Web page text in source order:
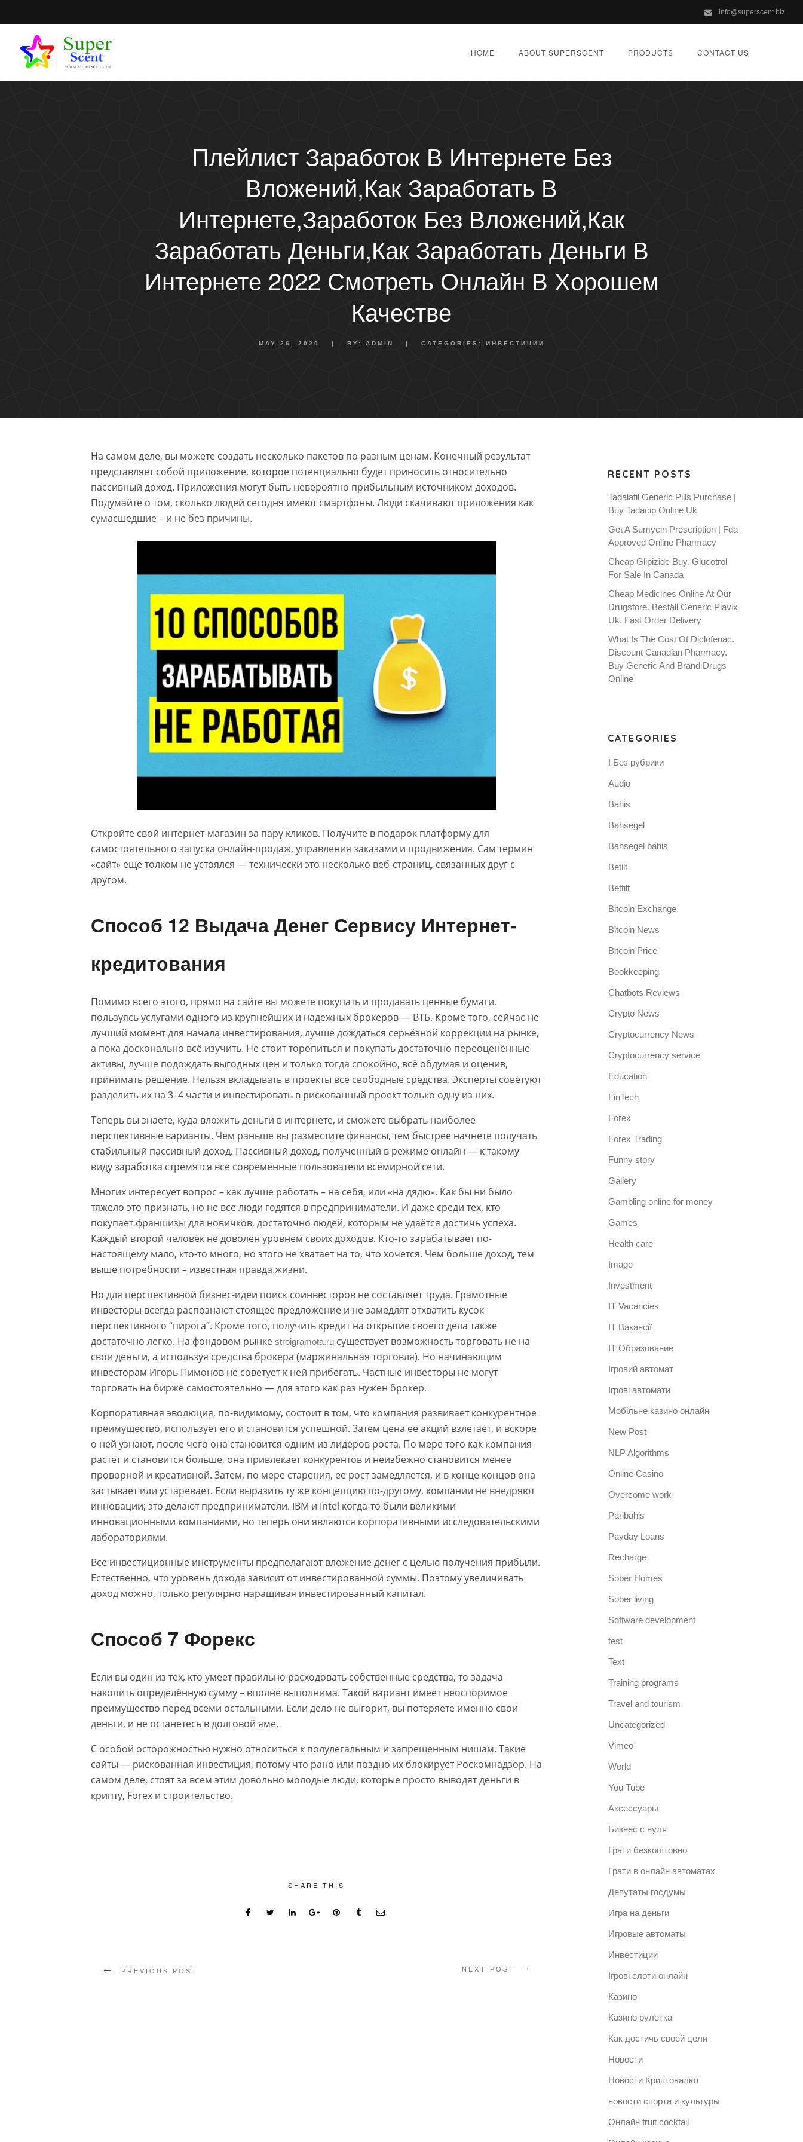
info@superscent.biz
HOME ABOUT SUPERSCENT PRODUCTS CONTACT US
Плейлист Заработок В Интернете Без
Вложений,как Заработать В
Интернете,заработок Без Вложений,как
Заработать Деньги,как Заработать Деньги В
Интернете 2022 Смотреть Онлайн В Хорошем
Качестве
MAY 26, 2020 | BY: ADMIN | CATEGORIES: ИНВЕСТИЦИИ
На самом деле, вы можете создать несколько пакетов по разным ценам. Конечный результат
представляет собой приложение, которое потенциально будет приносить относительно
пассивный доход. Приложения могут быть невероятно прибыльным источником доходов.
Подумайте о том, сколько людей сегодня имеют смартфоны. Люди скачивают приложения как
сумасшедшие – и не без причины.
Откройте свой интернет-магазин за пару кликов. Получите в подарок платформу для
самостоятельного запуска онлайн-продаж, управления заказами и продвижения. Сам термин
«сайт» еще толком не устоялся — технически это несколько веб-страниц, связанных друг с
другом.
Способ 12 Выдача Денег Сервису Интернет-
кредитования
Помимо всего этого, прямо на сайте вы можете покупать и продавать ценные бумаги,
пользуясь услугами одного из крупнейших и надежных брокеров — ВТБ. Кроме того, сейчас не
лучший момент для начала инвестирования, лучше дождаться серьёзной коррекции на рынке,
а пока досконально всё изучить. Не стоит торопиться и покупать достаточно переоценённые
активы, лучше подождать выгодных цен и только тогда спокойно, всё обдумав и оценив,
принимать решение. Нельзя вкладывать в проекты все свободные средства. Эксперты советуют
разделить их на 3–4 части и инвестировать в рискованный проект только одну из них.
Теперь вы знаете, куда вложить деньги в интернете, и сможете выбрать наиболее
перспективные варианты. Чем раньше вы разместите финансы, тем быстрее начнете получать
стабильный пассивный доход. Пассивный доход, полученный в режиме онлайн — к такому
виду заработка стремятся все современные пользователи всемирной сети.
Многих интересует вопрос – как лучше работать – на себя, или «на дядю». Как бы ни было
тяжело это признать, но не все люди годятся в предприниматели. И даже среди тех, кто
покупает франшизы для новичков, достаточно людей, которым не удаётся достичь успеха.
Каждый второй человек не доволен уровнем своих доходов. Кто-то зарабатывает по-
настоящему мало, кто-то много, но этого не хватает на то, что хочется. Чем больше доход, тем
выше потребности – известная правда жизни.
Но для перспективной бизнес-идеи поиск соинвесторов не составляет труда. Грамотные
инвесторы всегда распознают стоящее предложение и не замедлят отхватить кусок
перспективного “пирога”. Кроме того, получить кредит на открытие своего дела также
достаточно легко. На фондовом рынке stroigramota.ru существует возможность торговать не на
свои деньги, а используя средства брокера (маржинальная торговля). Но начинающим
инвесторам Игорь Пимонов не советует к ней прибегать. Частные инвесторы не могут
торговать на бирже самостоятельно — для этого как раз нужен брокер.
Корпоративная эволюция, по-видимому, состоит в том, что компания развивает конкурентное
преимущество, использует его и становится успешной. Затем цена ее акций взлетает, и вскоре
о ней узнают, после чего она становится одним из лидеров роста. По мере того как компания
растет и становится больше, она привлекает конкурентов и неизбежно становится менее
проворной и креативной. Затем, по мере старения, ее рост замедляется, и в конце концов она
застывает или устаревает. Если выразить ту же концепцию по-другому, компании не внедряют
инновации; это делают предприниматели. IBM и Intel когда-то были великими
инновационными компаниями, но теперь они являются корпоративными исследовательскими
лабораториями.
Все инвестиционные инструменты предполагают вложение денег с целью получения прибыли.
Естественно, что уровень дохода зависит от инвестированной суммы. Поэтому увеличивать
доход можно, только регулярно наращивая инвестированный капитал.
Способ 7 Форекс
Если вы один из тех, кто умеет правильно расходовать собственные средства, то задача
накопить определённую сумму – вполне выполнима. Такой вариант имеет неоспоримое
преимущество перед всеми остальными. Если дело не выгорит, вы потеряете именно свои
деньги, и не останетесь в долговой яме.
С особой осторожностью нужно относиться к полулегальным и запрещенным нишам. Такие
сайты — рискованная инвестиция, потому что рано или поздно их блокирует Роскомнадзор. На
самом деле, стоят за всем этим довольно молодые люди, которые просто выводят деньги в
крипту, Forex и строительство.
SHARE THIS
PREVIOUS POST NEXT POST
RECENT POSTS
Tadalafil Generic Pills Purchase |
Buy Tadacip Online Uk
Get A Sumycin Prescription | Fda
Approved Online Pharmacy
Cheap Glipizide Buy. Glucotrol
For Sale In Canada
Cheap Medicines Online At Our
Drugstore. Beställ Generic Plavix
Uk. Fast Order Delivery
What Is The Cost Of Diclofenac.
Discount Canadian Pharmacy.
Buy Generic And Brand Drugs
Online
CATEGORIES
! Без рубрики
Audio
Bahis
Bahsegel
Bahsegel bahis
Betilt
Bettilt
Bitcoin Exchange
Bitcoin News
Bitcoin Price
Bookkeeping
Chatbots Reviews
Crypto News
Cryptocurrency News
Cryptocurrency service
Education
FinTech
Forex
Forex Trading
Funny story
Gallery
Gambling online for money
Games
Health care
Image
Investment
IT Vacancies
IT Вакансії
IT Образование
Iгровий автомат
Iгрові автомати
Mобільне казино онлайн
New Post
NLP Algorithms
Online Casino
Overcome work
Paribahis
Payday Loans
Recharge
Sober Homes
Sober living
Software development
test
Text
Training programs
Travel and tourism
Uncategorized
Vimeo
World
You Tube
Аксессуары
Бизнес с нуля
Грати безкоштовно
Грати в онлайн автоматах
Депутаты госдумы
Игра на деньги
Игровые автоматы
Инвестиции
Ігрові слоти онлайн
Казино
Казино рулетка
Как достичь своей цели
Новости
Новости Криптовалют
новости спорта и культуры
Онлайн fruit cocktail